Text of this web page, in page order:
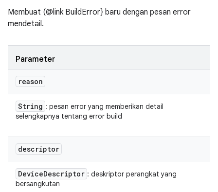
Membuat (@link BuildError} baru dengan pesan error
mendetail.
Parameter
reason
String : pesan error yang memberikan detail
selengkapnya tentang error build
descriptor
DeviceDescriptor : deskriptor perangkat yang
bersangkutan